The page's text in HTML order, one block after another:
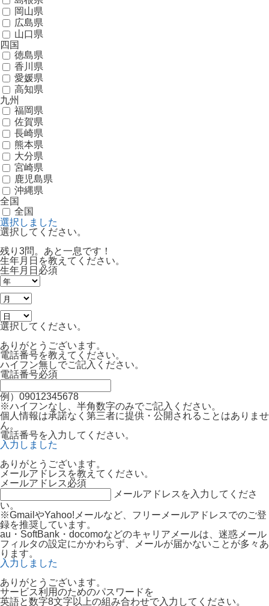
岡山県
広島県
山口県
四国
徳島県
香川県
愛媛県
高知県
九州
福岡県
佐賀県
長崎県
熊本県
大分県
宮崎県
鹿児島県
沖縄県
全国
全国
選択しました
選択してください。
残り3問。あと一息です！
生年月日を教えてください。
生年月日 必須
選択してください。
ありがとうございます。
電話番号を教えてください。
ハイフン無しでご記入ください。
電話番号必須
例）09012345678
※ハイフンなし、半角数字のみでご記入ください。
個人情報は承諾なく第三者に提供・公開されることはありませ
ん。
電話番号を入力してください。
入力しました
ありがとうございます。
メールアドレスを教えてください。
メールアドレス必須
メールアドレスを入力してくださ
い。
※GmailやYahoo!メールなど、フリーメールアドレスでのご登
録を推奨しています。
au・SoftBank・docomoなどのキャリアメールは、迷惑メール
フィルタの設定にかかわらず、メールが届かないことが多々あ
ります。
入力しました
ありがとうございます。
サービス利用のためのパスワードを
英語と数字8文字以上の組み合わせで入力してください。